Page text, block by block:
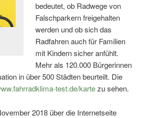
bedeutet, ob Radwege von
Falschparkern freigehalten
werden und ob sich das
Radfahren auch für Familien
mit Kindern sicher anfühlt.
Mehr als 120.000 Bürgerinnen
in über 500 Städten beurteilt. Die
test.de/kartezu sehen.
2018 über die Internetseite